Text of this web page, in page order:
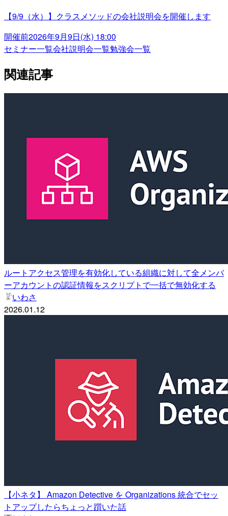
【9/9（水）】クラスメソッドの会社説明会を開催します
開催前2026年9月9日(水) 18:00
セミナー一覧会社説明会一覧勉強会一覧
関連記事
ルートアクセス管理を有効化している組織に対して全メンバ
ーアカウントの認証情報をスクリプトで一括で無効化する
いわさ
2026.01.12
【小ネタ】 Amazon Detective を Organizations 統合でセッ
トアップしたらちょっと躓いた話